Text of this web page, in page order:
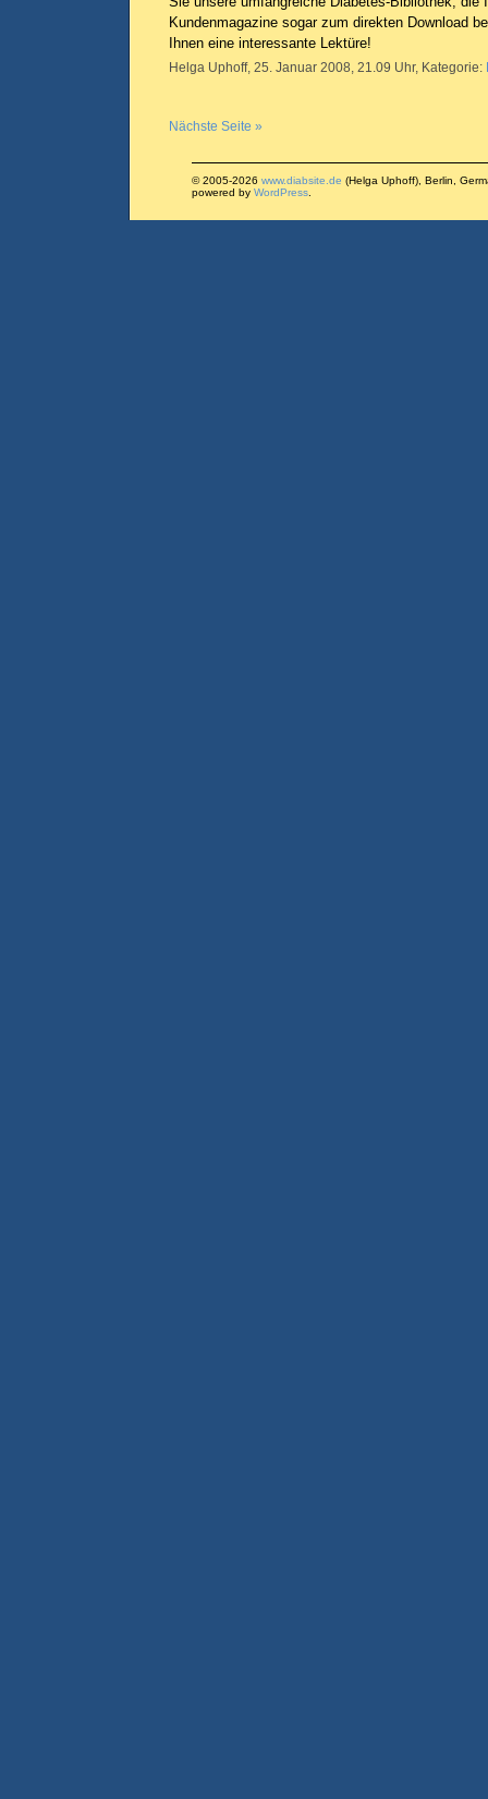
Kundenmagazine sogar zum direkten Download
Ihnen eine interessante Lektüre!
Helga Uphoff, 25. Januar 2008, 21.09 Uhr, Kategorie:
Nächste Seite »
© 2005-2026 www.diabsite.de (Helga Uphoff), Berlin,
powered by WordPress.